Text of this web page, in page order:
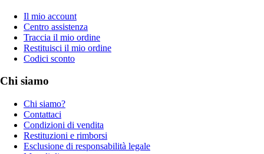
Il mio account
Centro assistenza
Traccia il mio ordine
Restituisci il mio ordine
Codici sconto
Chi siamo
Chi siamo?
Contattaci
Condizioni di vendita
Restituzioni e rimborsi
Esclusione di responsabilità legale